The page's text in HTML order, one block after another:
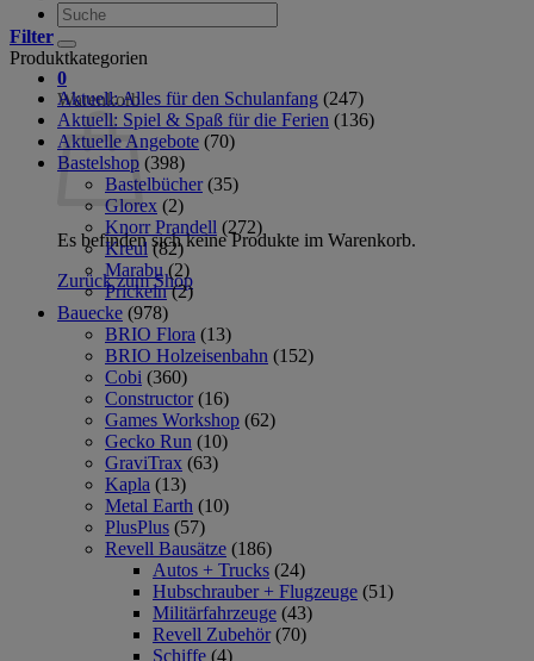
Suche
nach:
0
Warenkorb
Es befinden sich keine Produkte im Warenkorb.
Zurück zum Shop
Filter
Produktkategorien
Aktuell: Alles für den Schulanfang (247)
Aktuell: Spiel & Spaß für die Ferien (136)
Aktuelle Angebote (70)
Bastelshop (398)
Bastelbücher (35)
Glorex (2)
Knorr Prandell (272)
Kreul (82)
Marabu (2)
Prickeln (2)
Bauecke (978)
BRIO Flora (13)
BRIO Holzeisenbahn (152)
Cobi (360)
Constructor (16)
Games Workshop (62)
Gecko Run (10)
GraviTrax (63)
Kapla (13)
Metal Earth (10)
PlusPlus (57)
Revell Bausätze (186)
Autos + Trucks (24)
Hubschrauber + Flugzeuge (51)
Militärfahrzeuge (43)
Revell Zubehör (70)
Schiffe (4)